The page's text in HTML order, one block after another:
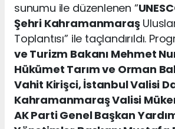
sunumu ile düzenlenen “
Şehri Kahramanmaraş
Toplantısı” ile taçlandırıldı.
ve Turizm Bakanı Mehmet
Hükümet Tarım ve Orman
Vahit Kirişci, İstanbul Valisi
Kahramanmaraş Valisi
AK Parti Genel Başkan